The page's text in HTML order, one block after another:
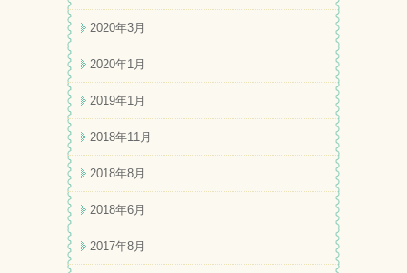
2020年3月
2020年1月
2019年1月
2018年11月
2018年8月
2018年6月
2017年8月